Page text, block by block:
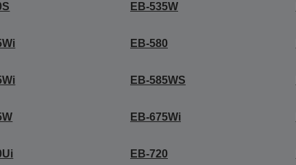
EB-535W
EB-580
EB-585WS
EB-675Wi
EB-720